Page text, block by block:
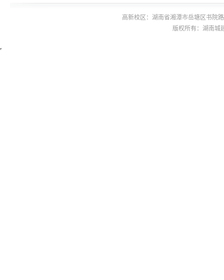
高新校区：湖南省湘潭市岳塘区书
版权所有：湖南城建